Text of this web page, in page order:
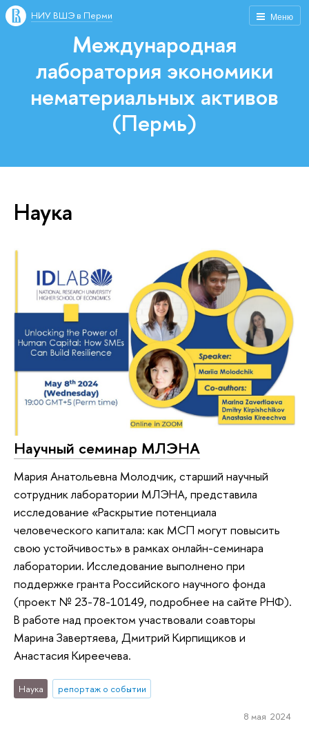
Меню
НИУ ВШЭ в Перми
Международная
лаборатория экономики
нематериальных активов
(Пермь)
Наука
Научный семинар МЛЭНА
Мария Анатольевна Молодчик, старший научный
сотрудник лаборатории МЛЭНА, представила
исследование «Раскрытие потенциала
человеческого капитала: как МСП могут повысить
свою устойчивость» в рамках онлайн-семинара
лаборатории. Исследование выполнено при
поддержке гранта Российского научного фонда
(проект № 23-78-10149, подробнее на сайте РНФ).
В работе над проектом участвовали соавторы
Марина Завертяева, Дмитрий Кирпищиков и
Анастасия Киреечева.
Наука репортаж о событии
8 мая 2024